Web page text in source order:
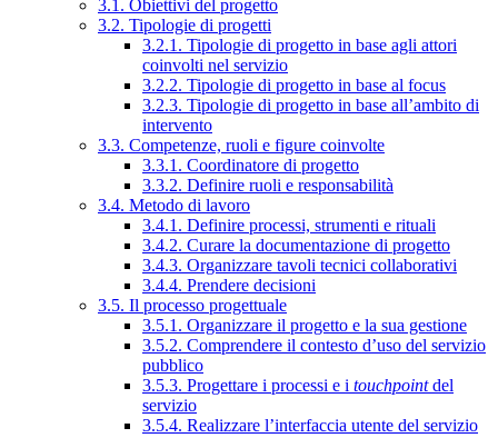
3.1. Obiettivi del progetto
3.2. Tipologie di progetti
3.2.1. Tipologie di progetto in base agli attori
coinvolti nel servizio
3.2.2. Tipologie di progetto in base al focus
3.2.3. Tipologie di progetto in base all’ambito di
intervento
3.3. Competenze, ruoli e figure coinvolte
3.3.1. Coordinatore di progetto
3.3.2. Definire ruoli e responsabilità
3.4. Metodo di lavoro
3.4.1. Definire processi, strumenti e rituali
3.4.2. Curare la documentazione di progetto
3.4.3. Organizzare tavoli tecnici collaborativi
3.4.4. Prendere decisioni
3.5. Il processo progettuale
3.5.1. Organizzare il progetto e la sua gestione
3.5.2. Comprendere il contesto d’uso del servizio
pubblico
3.5.3. Progettare i processi e i touchpointdel
servizio
3.5.4. Realizzare l’interfaccia utente del servizio